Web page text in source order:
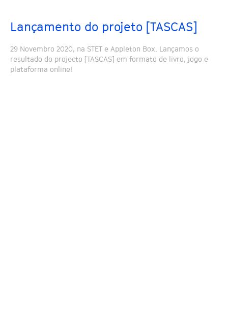
Lançamento do projeto [TASCAS]
29 Novembro 2020, na STET e Appleton Box. Lançamos o
resultado do projecto [TASCAS] em formato de livro, jogo e
plataforma online!